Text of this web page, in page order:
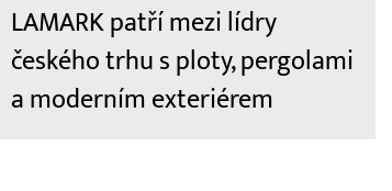
LAMARK patří mezi lídry
českého trhu s ploty, pergolami
a moderním exteriérem